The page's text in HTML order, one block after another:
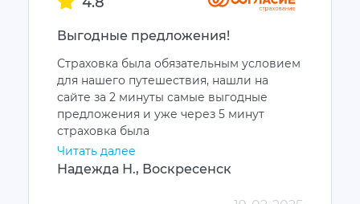
Выгодные предложения!
Страховка была обязательным условием
для нашего путешествия, нашли на
сайте за 2 минуты самые выгодные
предложения и уже через 5 минут
страховка была
Читать далее
Надежда Н., Воскресенск